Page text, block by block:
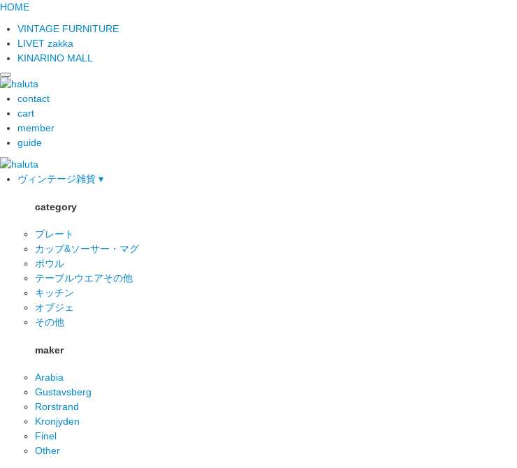
HOME
VINTAGE FURNITURE
LIVET zakka
KINARINO MALL
contact
cart
member
guide
ヴィンテージ雑貨 ▾
category
プレート
カップ&ソーサー・マグ
ボウル
テーブルウエアその他
キッチン
オブジェ
その他
maker
Arabia
Gustavsberg
Rorstrand
Kronjyden
Finel
Other